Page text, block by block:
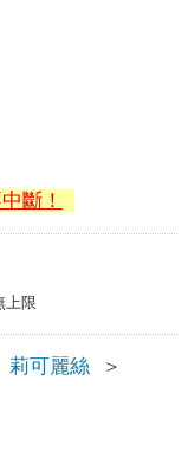
斷！
上限
莉可麗絲
＞